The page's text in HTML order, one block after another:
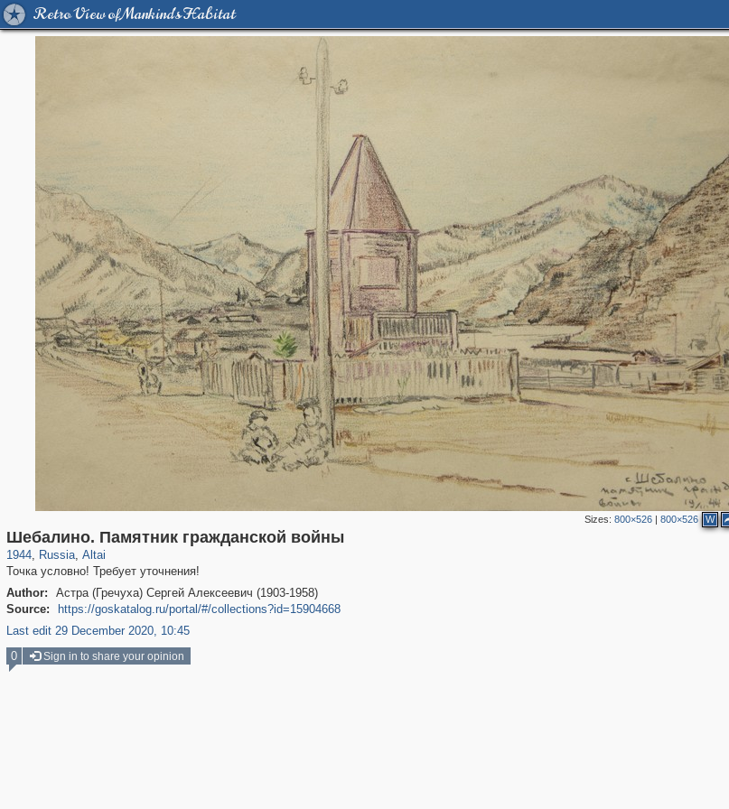
Retro View of Mankind's Habitat
Sizes: 800×526| 800×526 W
Шебалино. Памятник гражданской войны
1944, Russia
1,406,857 29,243
, Altai
754 5
Точка условно! Требует уточнения!
Author:
Астра (Гречуха) Сергей Алексеевич (1903-1958)
Source:
https://goskatalog.ru/portal/#/collections?id=15904668
Last edit 29 December 2020, 10:45
0 Sign in to share your opinion